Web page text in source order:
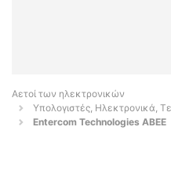
Αετοί των ηλεκτρονικών
Υπολογιστές, Ηλεκτρονικά,
Entercom Technologies ABEE